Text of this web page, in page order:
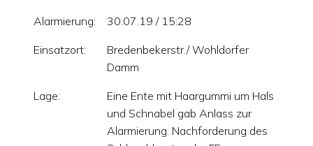
Alarmierung: 30.07.19 / 15:28
Einsatzort:
Bredenbekerstr./ Wohldorfer
Damm
Lage:
Eine Ente mit Haargummi um Hals
und Schnabel gab Anlass zur
Alarmierung. Nachforderung des